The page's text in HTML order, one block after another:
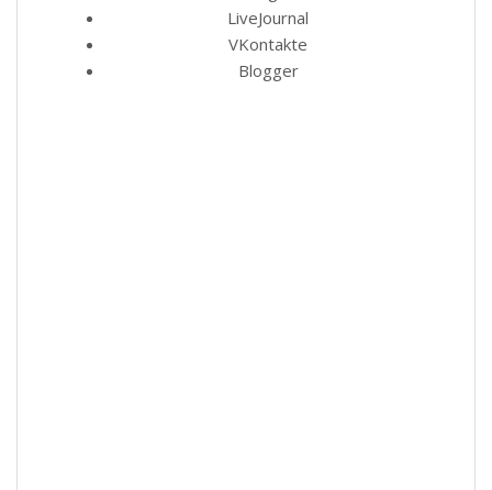
LiveJournal
VKontakte
Blogger